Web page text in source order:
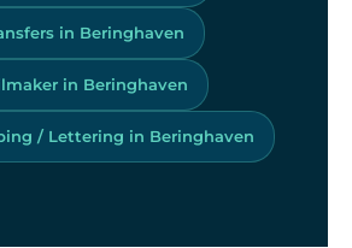
in Beringhaven
in Beringhaven
/ Lettering in Beringhaven